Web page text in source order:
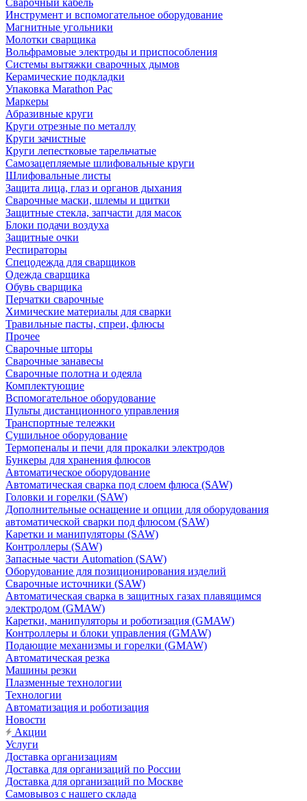
Сварочный кабель
Инструмент и вспомогательное оборудование
Магнитные угольники
Молотки сварщика
Вольфрамовые электроды и приспособления
Системы вытяжки сварочных дымов
Керамические подкладки
Упаковка Marathon Pac
Маркеры
Абразивные круги
Круги отрезные по металлу
Круги зачистные
Круги лепестковые тарельчатые
Самозацепляемые шлифовальные круги
Шлифовальные листы
Защита лица, глаз и органов дыхания
Сварочные маски, шлемы и щитки
Защитные стекла, запчасти для масок
Блоки подачи воздуха
Защитные очки
Респираторы
Спецодежда для сварщиков
Одежда сварщика
Обувь сварщика
Перчатки сварочные
Химические материалы для сварки
Травильные пасты, спреи, флюсы
Прочее
Сварочные шторы
Сварочные занавесы
Сварочные полотна и одеяла
Комплектующие
Вспомогательное оборудование
Пульты дистанционного управления
Транспортные тележки
Сушильное оборудование
Термопеналы и печи для прокалки электродов
Бункеры для хранения флюсов
Автоматическое оборудование
Автоматическая сварка под слоем флюса (SAW)
Головки и горелки (SAW)
Дополнительные оснащение и опции для оборудования
автоматической сварки под флюсом (SAW)
Каретки и манипуляторы (SAW)
Контроллеры (SAW)
Запасные части Automation (SAW)
Оборудование для позиционирования изделий
Сварочные источники (SAW)
Автоматическая сварка в защитных газах плавящимся
электродом (GMAW)
Каретки, манипуляторы и роботизация (GMAW)
Контроллеры и блоки управления (GMAW)
Подающие механизмы и горелки (GMAW)
Автоматическая резка
Машины резки
Плазменные технологии
Технологии
Автоматизация и роботизация
Новости
Акции
Услуги
Доставка организациям
Доставка для организаций по России
Доставка для организаций по Москве
Самовывоз с нашего склада